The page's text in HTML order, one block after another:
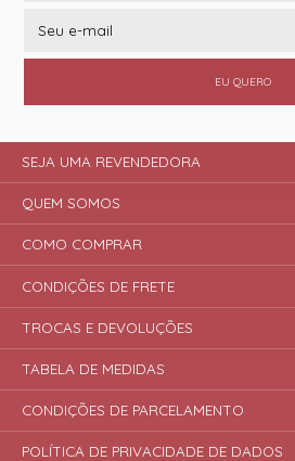
EU QUERO
SEJA UMA REVENDEDORA
QUEM SOMOS
COMO COMPRAR
CONDIÇÕES DE FRETE
TROCAS E DEVOLUÇÕES
TABELA DE MEDIDAS
CONDIÇÕES DE PARCELAMENTO
POLÍTICA DE PRIVACIDADE DE DADOS